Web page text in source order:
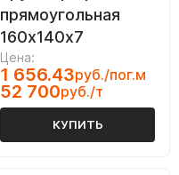
прямоугольная
160х140х7
Цена:
1 656.43руб./пог.м
52 700руб./т
КУПИТЬ